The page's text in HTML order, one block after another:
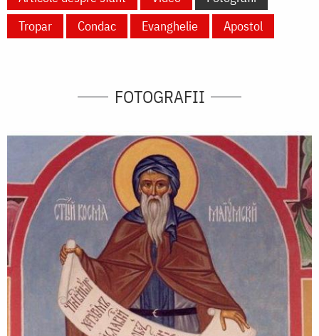
Tropar
Condac Evanghelie Apostol
FOTOGRAFII